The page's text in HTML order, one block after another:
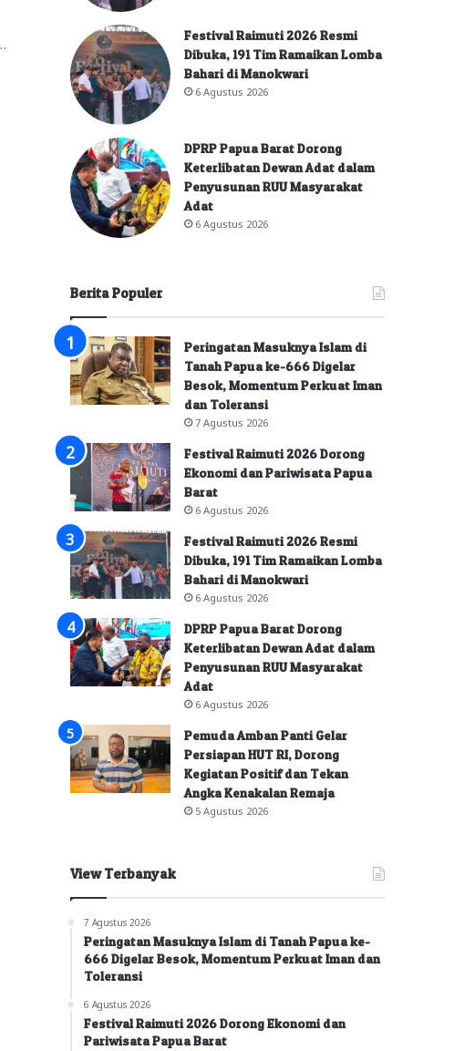
Festival Raimuti 2026 Resmi
Dibuka, 191 Tim Ramaikan Lomba
Bahari di Manokwari
6 Agustus 2026
DPRP Papua Barat Dorong
Keterlibatan Dewan Adat dalam
Penyusunan RUU Masyarakat
Adat
6 Agustus 2026
Berita Populer
Peringatan Masuknya Islam di
Tanah Papua ke-666 Digelar
Besok, Momentum Perkuat Iman
dan Toleransi
7 Agustus 2026
Festival Raimuti 2026 Dorong
Ekonomi dan Pariwisata Papua
Barat
6 Agustus 2026
Festival Raimuti 2026 Resmi
Dibuka, 191 Tim Ramaikan Lomba
Bahari di Manokwari
6 Agustus 2026
DPRP Papua Barat Dorong
Keterlibatan Dewan Adat dalam
Penyusunan RUU Masyarakat
Adat
6 Agustus 2026
Pemuda Amban Panti Gelar
Persiapan HUT RI, Dorong
Kegiatan Positif dan Tekan
Angka Kenakalan Remaja
5 Agustus 2026
View Terbanyak
7 Agustus 2026
Peringatan Masuknya Islam di Tanah Papua ke-
666 Digelar Besok, Momentum Perkuat Iman dan
Toleransi
6 Agustus 2026
Festival Raimuti 2026 Dorong Ekonomi dan
Pariwisata Papua Barat